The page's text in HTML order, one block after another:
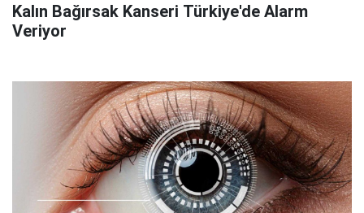
Kalın Bağırsak Kanseri Türkiye'de Alarm
Veriyor